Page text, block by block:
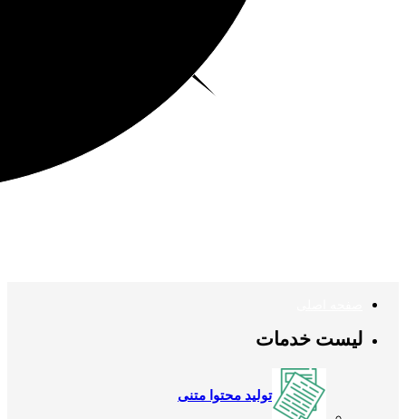
لیست خدمات
تولید محتوا متنی